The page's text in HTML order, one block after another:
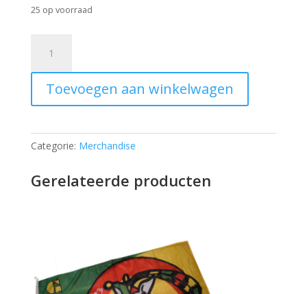
25 op voorraad
jaarthema
-
goan
sjiek
aantal
Toevoegen aan winkelwagen
Categorie: Merchandise
Gerelateerde producten